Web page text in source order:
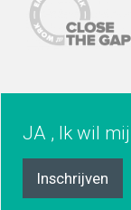
JA , Ik wil
Inschrijven